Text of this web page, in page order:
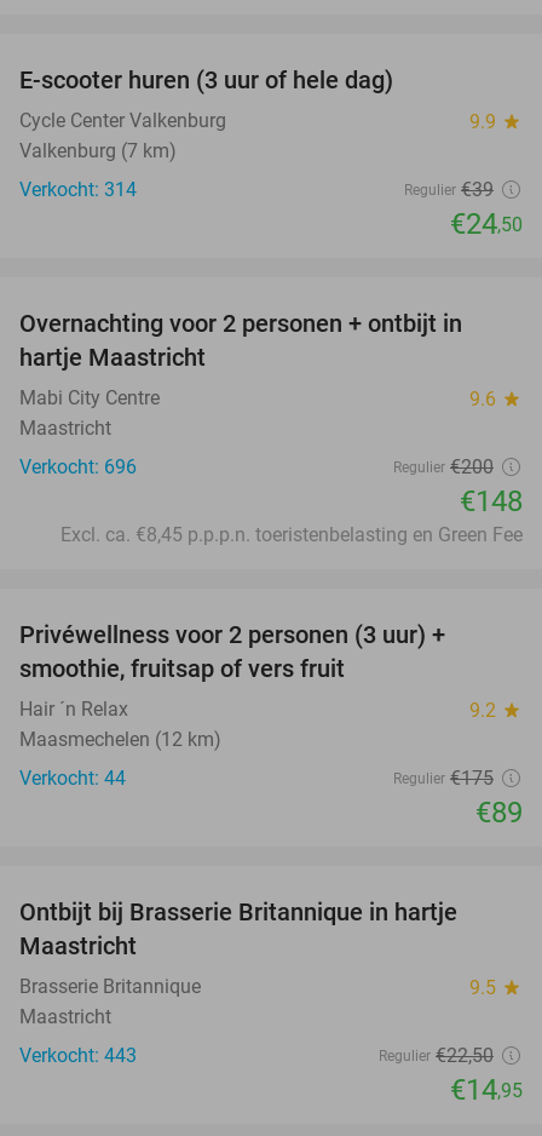
E-scooter huren (3 uur of hele dag)
Cycle Center Valkenburg 9.9 star
Valkenburg (7 km)
Verkocht: 314
Regulier €39
€24,50
Overnachting voor 2 personen + ontbijt in
hartje Maastricht
Mabi City Centre 9.6 star
Maastricht
Verkocht: 696
Regulier €200
€148
Excl. ca. €8,45 p.p.p.n. toeristenbelasting en Green Fee
Privéwellness voor 2 personen (3 uur) +
smoothie, fruitsap of vers fruit
Hair ´n Relax 9.2 star
Maasmechelen (12 km)
Verkocht: 44
Regulier €175
€89
Ontbijt bij Brasserie Britannique in hartje
Maastricht
Brasserie Britannique 9.5 star
Maastricht
Verkocht: 443
Regulier €22,50
€14,95